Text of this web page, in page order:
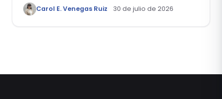
Carol E. Venegas Ruiz 30 de julio de 2026